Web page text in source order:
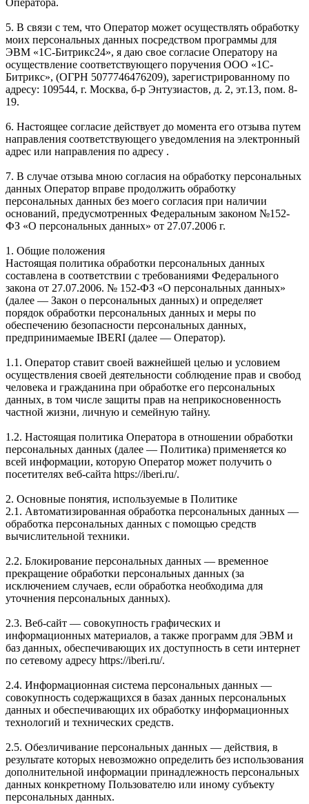
Оператора.
5. В связи с тем, что Оператор может осуществлять обработку
моих персональных данных посредством программы для
ЭВМ «1С-Битрикс24», я даю свое согласие Оператору на
осуществление соответствующего поручения ООО «1С-
Битрикс», (ОГРН 5077746476209), зарегистрированному по
адресу: 109544, г. Москва, б-р Энтузиастов, д. 2, эт.13, пом. 8-
19.
6. Настоящее согласие действует до момента его отзыва путем
направления соответствующего уведомления на электронный
адрес или направления по адресу .
7. В случае отзыва мною согласия на обработку персональных
данных Оператор вправе продолжить обработку
персональных данных без моего согласия при наличии
оснований, предусмотренных Федеральным законом №152-
ФЗ «О персональных данных» от 27.07.2006 г.
1. Общие положения
Настоящая политика обработки персональных данных
составлена в соответствии с требованиями Федерального
закона от 27.07.2006. № 152-ФЗ «О персональных данных»
(далее — Закон о персональных данных) и определяет
порядок обработки персональных данных и меры по
обеспечению безопасности персональных данных,
предпринимаемые IBERI (далее — Оператор).
1.1. Оператор ставит своей важнейшей целью и условием
осуществления своей деятельности соблюдение прав и свобод
человека и гражданина при обработке его персональных
данных, в том числе защиты прав на неприкосновенность
частной жизни, личную и семейную тайну.
1.2. Настоящая политика Оператора в отношении обработки
персональных данных (далее — Политика) применяется ко
всей информации, которую Оператор может получить о
посетителях веб-сайта https://iberi.ru/.
2. Основные понятия, используемые в Политике
2.1. Автоматизированная обработка персональных данных —
обработка персональных данных с помощью средств
вычислительной техники.
2.2. Блокирование персональных данных — временное
прекращение обработки персональных данных (за
исключением случаев, если обработка необходима для
уточнения персональных данных).
2.3. Веб-сайт — совокупность графических и
информационных материалов, а также программ для ЭВМ и
баз данных, обеспечивающих их доступность в сети интернет
по сетевому адресу https://iberi.ru/.
2.4. Информационная система персональных данных —
совокупность содержащихся в базах данных персональных
данных и обеспечивающих их обработку информационных
технологий и технических средств.
2.5. Обезличивание персональных данных — действия, в
результате которых невозможно определить без использования
дополнительной информации принадлежность персональных
данных конкретному Пользователю или иному субъекту
персональных данных.